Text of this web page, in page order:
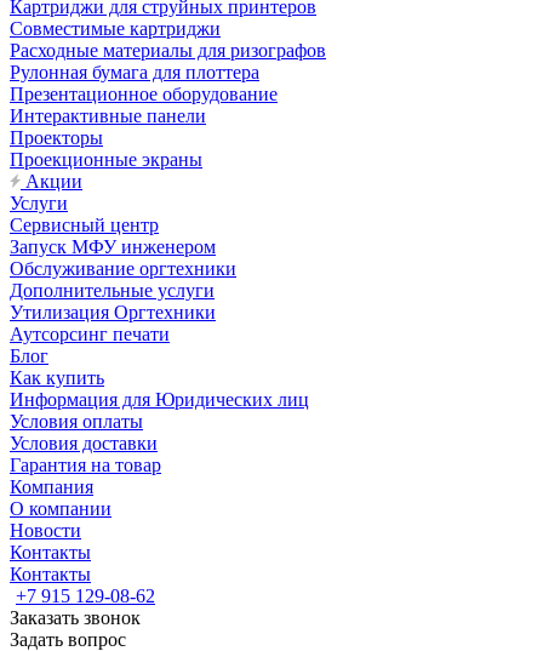
Картриджи для струйных принтеров
Совместимые картриджи
Расходные материалы для ризографов
Рулонная бумага для плоттера
Презентационное оборудование
Интерактивные панели
Проекторы
Проекционные экраны
Акции
Услуги
Сервисный центр
Запуск МФУ инженером
Обслуживание оргтехники
Дополнительные услуги
Утилизация Оргтехники
Аутсорсинг печати
Блог
Как купить
Информация для Юридических лиц
Условия оплаты
Условия доставки
Гарантия на товар
Компания
О компании
Новости
Контакты
Контакты
+7 915 129-08-62
Заказать звонок
Задать вопрос